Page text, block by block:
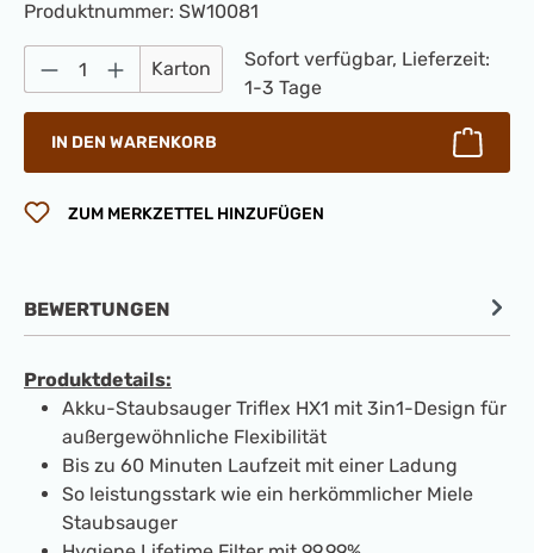
Produktnummer: SW10081
Produkt Anzahl: Gib den gewünschten
Karton
Sofort verfügbar, Lieferzeit:
1-3 Tage
IN DEN WARENKORB
ZUM MERKZETTEL HINZUFÜGEN
BEWERTUNGEN
Produktdetails:
Akku-Staubsauger Triflex HX1 mit 3in1-Design für
außergewöhnliche Flexibilität
Bis zu 60 Minuten Laufzeit mit einer Ladung
So leistungsstark wie ein herkömmlicher Miele
Staubsauger